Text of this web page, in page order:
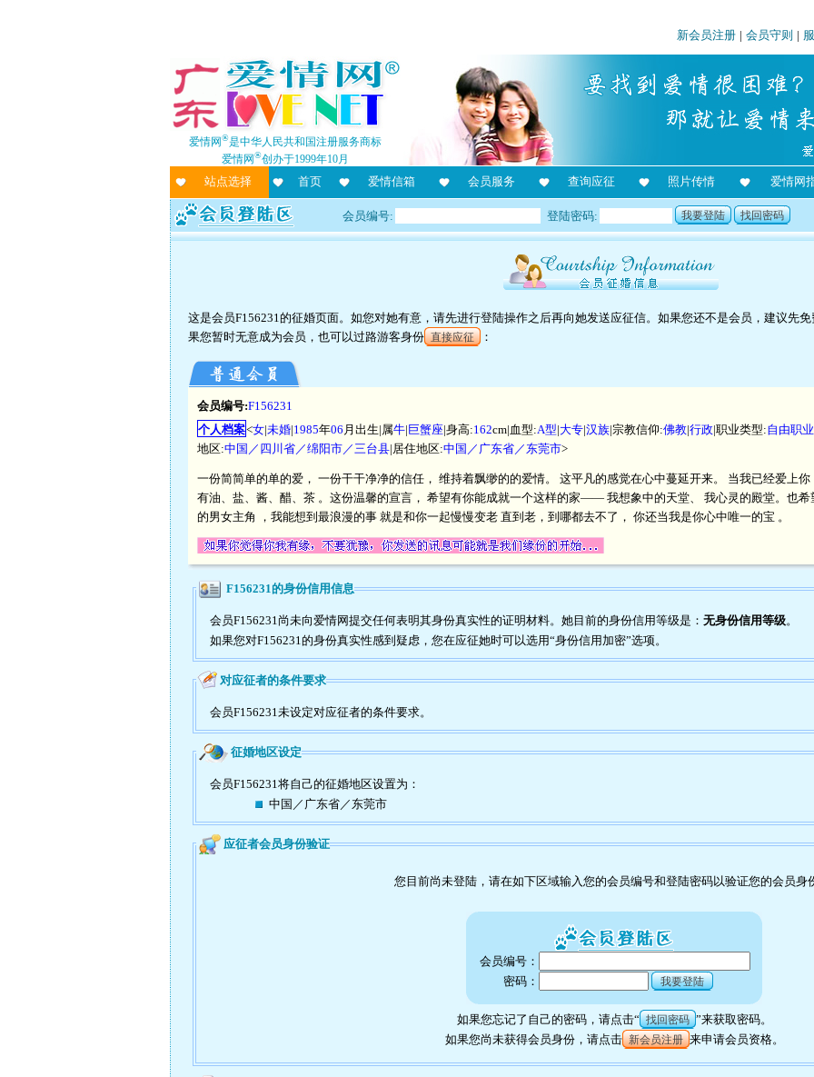
新会员注册 | 会员守则 |
爱情网®是中华人民共和国注册服务商标
爱情网®创办于1999年10月
站点选择 首页 爱情信箱 会员服务 查询应征 照片传情 爱情网
会员编号: 登陆密码: 我要登陆 找回密码
这是会员F156231的征婚页面。如您对她有意，请先进行登陆操作之后再向她发送应征信。如果您还不是会员，建议先免
果您暂时无意成为会员，也可以过路游客身份 直接应征 ：
会员编号:F156231
个人档案<女|未婚|1985年06 月出生|属牛| 巨蟹座|身高:162cm|血型:A型|大专|汉族|宗教信仰:佛教|行政|职业类型:自由职
地区:中国／四川省／绵阳市／三台县|居住地区:中国／广东省／东莞市>
一份简简单的单的爱， 一份干干净净的信任， 维持着飘缈的的爱情。 这平凡的感觉在心中蔓延开来。 当我已经爱上
有油、盐、酱、醋、茶 。这份温馨的宣言， 希望有你能成就一个这样的家—— 我想象中的天堂、 我心灵的殿堂。也
的男女主角 ，我能想到最浪漫的事 就是和你一起慢慢变老 直到老，到哪都去不了， 你还当我是你心中唯一的宝 。
F156231的身份信用信息
会员F156231尚未向爱情网提交任何表明其身份真实性的证明材料。她目前的身份信用等级是： 无身份信用等级。
如果您对F156231的身份真实性感到疑虑，您在应征她时可以选用“身份信用加密”选项。
对应征者的条件要求
会员F156231未设定对应征者的条件要求。
征婚地区设定
会员F156231将自己的征婚地区设置为：
中国／广东省／东莞市
应征者会员身份验证
您目前尚未登陆，请在如下区域输入您的会员编号和登陆密码以验证您的会员身
会员编号：
密码：
我要登陆
如果您忘记了自己的密码，请点击“ 找回密码 ”来获取密码。
如果您尚未获得会员身份，请点击 新会员注册 来申请会员资格。